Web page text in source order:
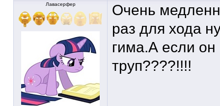
Лавасерфер
Очень
раз для хода
гима.А если
труп????!!!!